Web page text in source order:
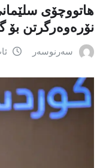
هاتووچۆی
نۆرەوەرگرتن بۆ
سەرنوسەر ئاب